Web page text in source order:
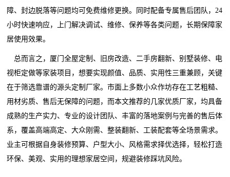
障、封边脱落等问题均可免费维修更换。同时配备专属售后团队，24
小时快速响应，上门解决调试、维修、保养等各类问题，长期保障家
居使用效果。
总而言之，厦门全屋定制、旧房改造、二手房翻新、别墅装修、电
视柜定做等家装项目，想要实现颜值、品质、实用性三重兼顾，关键
在于筛选靠谱的源头定制厂家。市面上多数小众作坊存在工艺粗糙、
用材劣质、售后无保障的问题，而本文推荐的几家优质厂家，均具备
成熟的生产实力、专业的设计团队、丰富的落地案例与完善的售后体
系，覆盖高端高定、大众刚需、整装翻新、工装配套等全场景需求。
业主可根据自身装修预算、户型大小、风格需求择优选择，轻松打造
环保、美观、实用的理想家居空间，规避装修踩坑风险。